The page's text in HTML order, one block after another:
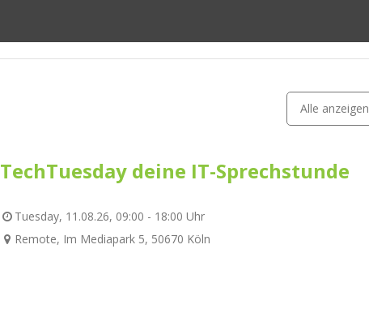
Alle anzeigen
TechTuesday deine IT-Sprechstunde
Tuesday, 11.08.26, 09:00 - 18:00 Uhr
Remote, Im Mediapark 5, 50670 Köln